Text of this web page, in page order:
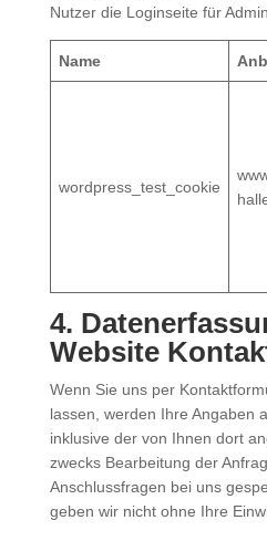
Nutzer die Loginseite für
Name
wordpress_test_cookie
4.
Website
Wenn Sie uns per
lassen, werden Ihre Angaben
inklusive der von Ihnen dort
zwecks Bearbeitung der
Anschlussfragen bei uns
geben wir nicht ohne Ihre